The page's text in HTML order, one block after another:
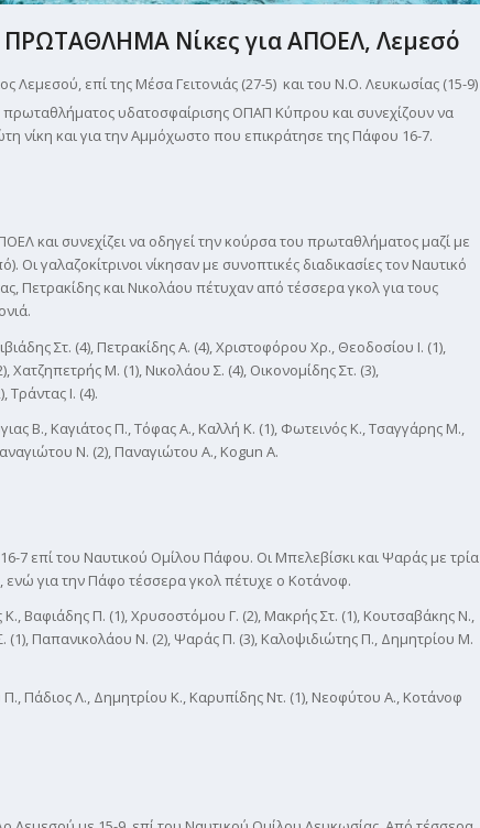
Νίκες για ΑΠΟΕΛ, Λεμεσό
Λεμεσού, επί της Μέσα Γειτονιάς (27-5) και του Ν.Ο. Λευκωσίας (15-9)
πρωταθλήματος υδατοσφαίρισης ΟΠΑΠ Κύπρου και συνεχίζουν να
νίκη και για την Αμμόχωστο που επικράτησε της Πάφου 16-7.
και συνεχίζει να οδηγεί την κούρσα του πρωταθλήματος μαζί με
γαλαζοκίτρινοι νίκησαν με συνοπτικές διαδικασίες τον Ναυτικό
Πετρακίδης και Νικολάου πέτυχαν από τέσσερα γκολ για τους
Στ. (4), Πετρακίδης Α. (4), Χριστοφόρου Χρ., Θεοδοσίου Ι. (1),
Χατζηπετρής Μ. (1), Νικολάου Σ. (4), Οικονομίδης Στ. (3),
Ι. (4).
Β., Καγιάτος Π., Τόφας Α., Καλλή Κ. (1), Φωτεινός Κ., Τσαγγάρης Μ.,
Ν. (2), Παναγιώτου Α., Kogun A.
7 επί του Ναυτικού Ομίλου Πάφου. Οι Μπελεβίσκι και Ψαράς με τρία
για την Πάφο τέσσερα γκολ πέτυχε ο Κοτάνοφ.
Κ., Βαφιάδης Π. (1), Χρυσοστόμου Γ. (2), Μακρής Στ. (1), Κουτσαβάκης Ν.,
(1), Παπανικολάου Ν. (2), Ψαράς Π. (3), Καλοψιδιώτης Π., Δημητρίου Μ.
Πάδιος Λ., Δημητρίου Κ., Καρυπίδης Ντ. (1), Νεοφύτου Α., Κοτάνοφ